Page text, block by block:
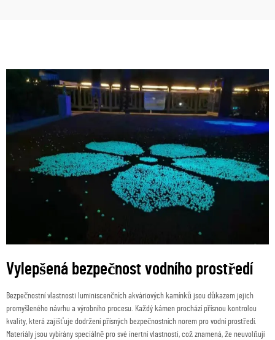
Vylepšená bezpečnost vodního prostředí
Bezpečnostní vlastnosti luminiscenčních akváriových kamínků jsou důkazem jejich
promyšleného návrhu a výrobního procesu. Každý kámen prochází přísnou kontrolou
kvality, která zajišťuje dodržení přísných bezpečnostních norem pro vodní prostředí.
Materiály jsou vybírány speciálně pro své inertní vlastnosti, což znamená, že neuvolňují